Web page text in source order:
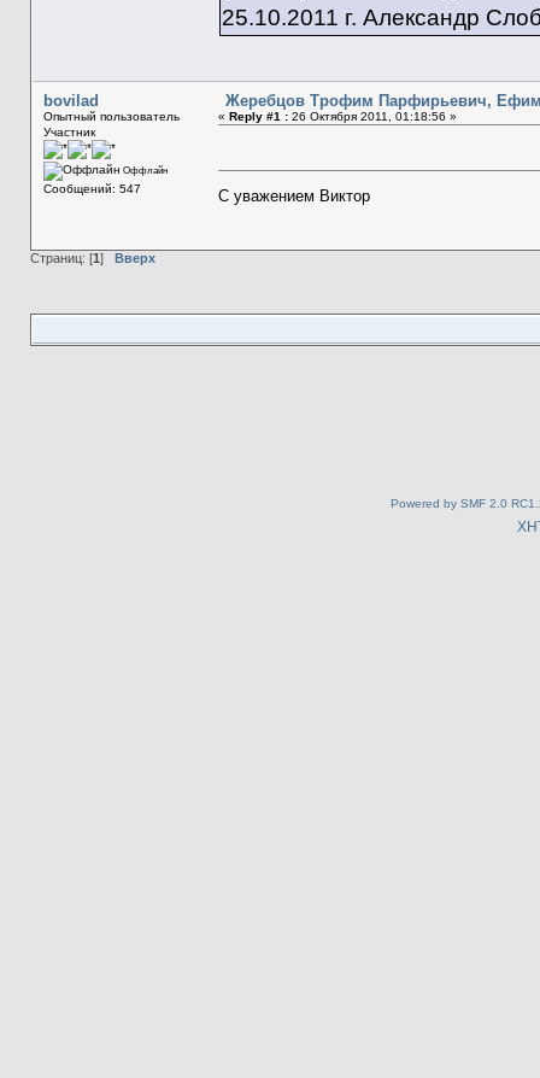
25.10.2011 г. Александр
bovilad
Опытный пользователь
Участник
Оффлайн
Сообщений: 547
Жеребцов Трофим Парфирьевич,
« Reply #1 :26 Октября 2011, 01:18:56 »
С уважением Виктор
Страниц: [1] Вверх
Powered by SMF 2.0